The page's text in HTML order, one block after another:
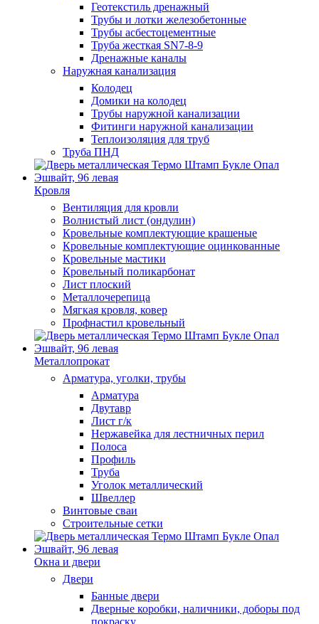
Геотекстиль дренажный
Трубы и лотки железобетонные
Трубы асбестоцементные
Труба жесткая SN7-8-9
Дренажные каналы
Наружная канализация
Колодец
Домики на колодец
Трубы наружной канализации
Фитинги наружной канализации
Теплоизоляция для труб
Труба ПНД
Кровля
Вентиляция для кровли
Волнистый лист (ондулин)
Кровельные комплектующие крашеные
Кровельные комплектующие оцинкованные
Кровельные мастики
Кровельный поликарбонат
Лист плоский
Металлочерепица
Мягкая кровля, ковер
Профнастил кровельный
Металлопрокат
Арматура, уголки, трубы
Арматура
Двутавр
Лист г/к
Нержавейка для лестничных перил
Полоса
Профиль
Труба
Уголок металлический
Швеллер
Винтовые сваи
Строительные сетки
Окна и двери
Двери
Банные двери
Дверные коробки, наличники, доборы под
покраску